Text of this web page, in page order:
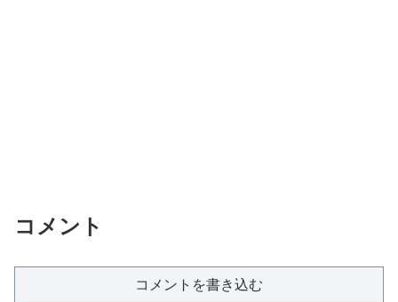
コメント
コメントを書き込む